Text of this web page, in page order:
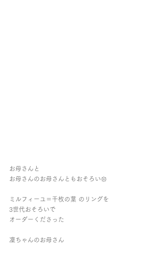
お母さんと
お母さんのお母さんともおそろい𑁍
ミルフィーユ＝千枚の葉 のリングを
3世代おそろいで
オーダーくださった
凜ちゃんのお母さん